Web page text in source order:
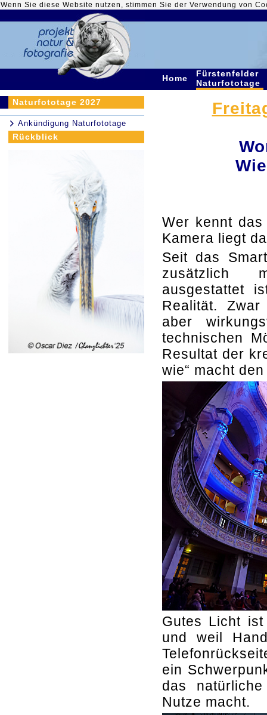
Wenn Sie diese Website nutzen, stimmen Sie der Verwendung von
Home
Fürstenfelder
Naturfototage
Naturfototage 2027
Ankündigung Naturfototage
Rückblick
Wer kennt
Kamera liegt
Seit das
zusätzlich
ausgestattet
Realität.
aber
technischen
Resultat der
wie“ macht
Gutes Licht
und weil
ein
das
Nutze macht.